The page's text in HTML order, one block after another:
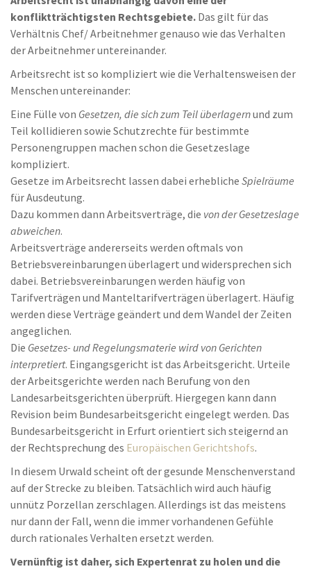
konfliktträchtigsten Rechtsgebiete. Das gilt für das
Verhältnis Chef/ Arbeitnehmer genauso wie das Verhalten
der Arbeitnehmer untereinander.
Arbeitsrecht ist so kompliziert wie die Verhaltensweisen der
Menschen untereinander:
Eine Fülle von Gesetzen, die sich zum Teil überlagernund zum
Teil kollidieren sowie Schutzrechte für bestimmte
Personengruppen machen schon die Gesetzeslage
kompliziert.
Gesetze im Arbeitsrecht lassen dabei erhebliche Spielräume
für Ausdeutung.
Dazu kommen dann Arbeitsverträge, die von der Gesetzeslage
abweichen.
Arbeitsverträge andererseits werden oftmals von
Betriebsvereinbarungen überlagert und widersprechen sich
dabei. Betriebsvereinbarungen werden häufig von
Tarifverträgen und Manteltarifverträgen überlagert. Häufig
werden diese Verträge geändert und dem Wandel der Zeiten
angeglichen.
Die Gesetzes- und Regelungsmaterie wird von Gerichten
interpretiert. Eingangsgericht ist das Arbeitsgericht. Urteile
der Arbeitsgerichte werden nach Berufung von den
Landesarbeitsgerichten überprüft. Hiergegen kann dann
Revision beim Bundesarbeitsgericht eingelegt werden. Das
Bundesarbeitsgericht in Erfurt orientiert sich steigernd an
der Rechtsprechung des Europäischen Gerichtshofs.
In diesem Urwald scheint oft der gesunde Menschenverstand
auf der Strecke zu bleiben. Tatsächlich wird auch häufig
unnütz Porzellan zerschlagen. Allerdings ist das meistens
nur dann der Fall, wenn die immer vorhandenen Gefühle
durch rationales Verhalten ersetzt werden.
Vernünftig ist daher, sich Expertenrat zu holen und die